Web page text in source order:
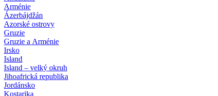
Arménie
Ázerbájdžán
Azorské ostrovy
Gruzie
Gruzie a Arménie
Irsko
Island
Island – velký okruh
Jihoafrická republika
Jordánsko
Kostarika